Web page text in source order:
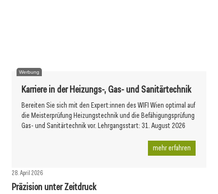
Werbung
Karriere in der Heizungs-, Gas- und Sanitärtechnik
Bereiten Sie sich mit den Expert:innen des WIFI Wien optimal auf
die Meisterprüfung Heizungstechnik und die Befähigungsprüfung
Gas- und Sanitärtechnik vor. Lehrgangsstart: 31. August 2026
mehr erfahren
28. April 2026
Präzision unter Zeitdruck